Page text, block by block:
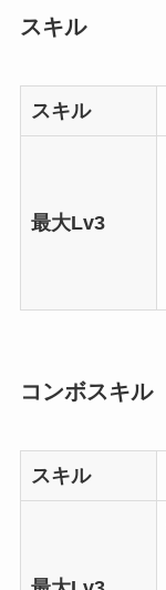
スキル
スキル
最大Lv3
コンボスキル
スキル